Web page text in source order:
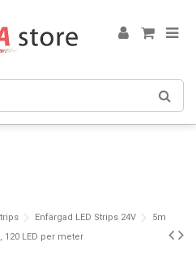
Enfärgad LED Strips 24V
5m
120 LED per meter